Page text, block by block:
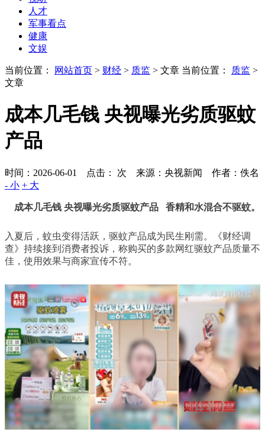
人才
军事看点
健康
文娱
当前位置： 网站首页 > 财经 > 质监 > 文章 当前位置： 质监 >
文章
成本几毛钱 央视曝光劣质驱蚊
产品
时间：2026-06-01 点击： 次 来源：央视新闻 作者：佚名
- 小 + 大
成本几毛钱 央视曝光劣质驱蚊产品 香精和水混合不驱蚊。
入夏后，蚊虫变得活跃，驱蚊产品成为民生刚需。《财经调
查》持续接到消费者投诉，称购买的多款网红驱蚊产品质量不
佳，使用效果与商家宣传不符。